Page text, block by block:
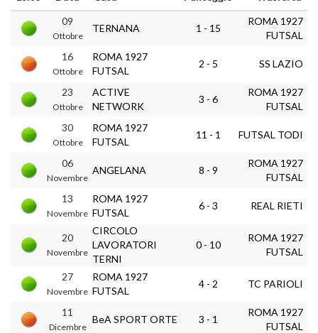
09
Ottobre
TERNANA 1 - 15
ROMA 1927
FUTSAL
16
Ottobre
ROMA 1927
FUTSAL
2 - 5 SS LAZIO
23
Ottobre
ACTIVE
NETWORK
3 - 6
ROMA 1927
FUTSAL
30
Ottobre
ROMA 1927
FUTSAL
11 - 1 FUTSAL TODI
06
Novembre
ANGELANA 8 - 9
ROMA 1927
FUTSAL
13
Novembre
ROMA 1927
FUTSAL
6 - 3 REAL RIETI
20
Novembre
CIRCOLO
LAVORATORI
TERNI
0 - 10
ROMA 1927
FUTSAL
27
Novembre
ROMA 1927
FUTSAL
4 - 2 TC PARIOLI
11
Dicembre
BeA SPORT ORTE 3 - 1
ROMA 1927
FUTSAL